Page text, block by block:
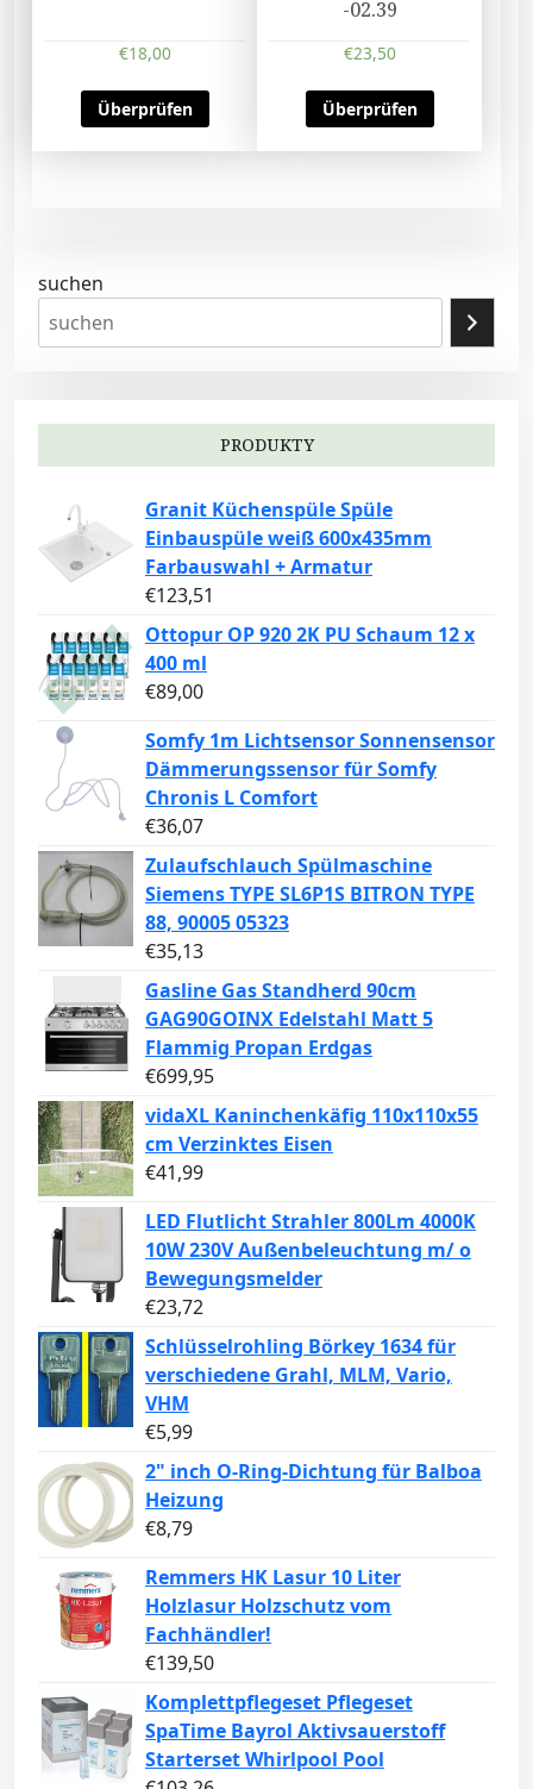
€18,00
Überprüfen
-02.39
€23,50
Überprüfen
suchen
PRODUKTY
Granit Küchenspüle Spüle
Einbauspüle weiß 600x435mm
Farbauswahl + Armatur
€123,51
Ottopur OP 920 2K PU Schaum 12 x
400 ml
€89,00
Somfy 1m Lichtsensor Sonnensensor
Dämmerungssensor für Somfy
Chronis L Comfort
€36,07
Zulaufschlauch Spülmaschine
Siemens TYPE SL6P1S BITRON TYPE
88, 90005 05323
€35,13
Gasline Gas Standherd 90cm
GAG90GOINX Edelstahl Matt 5
Flammig Propan Erdgas
€699,95
vidaXL Kaninchenkäfig 110x110x55
cm Verzinktes Eisen
€41,99
LED Flutlicht Strahler 800Lm 4000K
10W 230V Außenbeleuchtung m/ o
Bewegungsmelder
€23,72
Schlüsselrohling Börkey 1634 für
verschiedene Grahl, MLM, Vario,
VHM
€5,99
2" inch O-Ring-Dichtung für Balboa
Heizung
€8,79
Remmers HK Lasur 10 Liter
Holzlasur Holzschutz vom
Fachhändler!
€139,50
Komplettpflegeset Pflegeset
SpaTime Bayrol Aktivsauerstoff
Starterset Whirlpool Pool